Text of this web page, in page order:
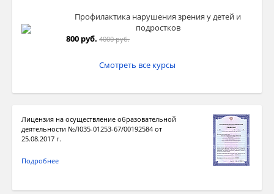
Профилактика нарушения зрения у детей и
подростков
800 руб. 4000 руб.
Смотреть все курсы
Лицензия на осуществление образовательной
деятельности №Л035-01253-67/00192584 от
25.08.2017 г.
Подробнее